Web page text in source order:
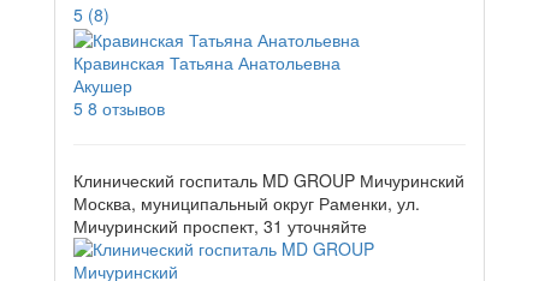
5 (8)
Кравинская Татьяна Анатольевна
Акушер
5 8 отзывов
Клинический госпиталь MD GROUP Мичуринский
Москва, муниципальный округ Раменки, ул.
Мичуринский проспект, 31 уточняйте